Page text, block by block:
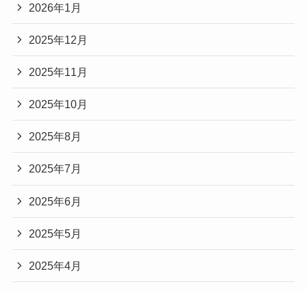
2026年1月
2025年12月
2025年11月
2025年10月
2025年8月
2025年7月
2025年6月
2025年5月
2025年4月